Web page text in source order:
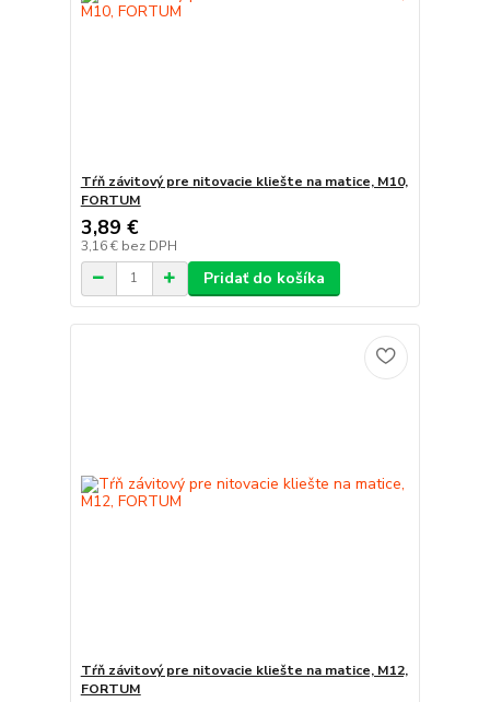
Tŕň závitový pre nitovacie kliešte na matice, M10,
FORTUM
3,89 €
3,16 € bez DPH
Pridať do košíka
Tŕň závitový pre nitovacie kliešte na matice, M12,
FORTUM